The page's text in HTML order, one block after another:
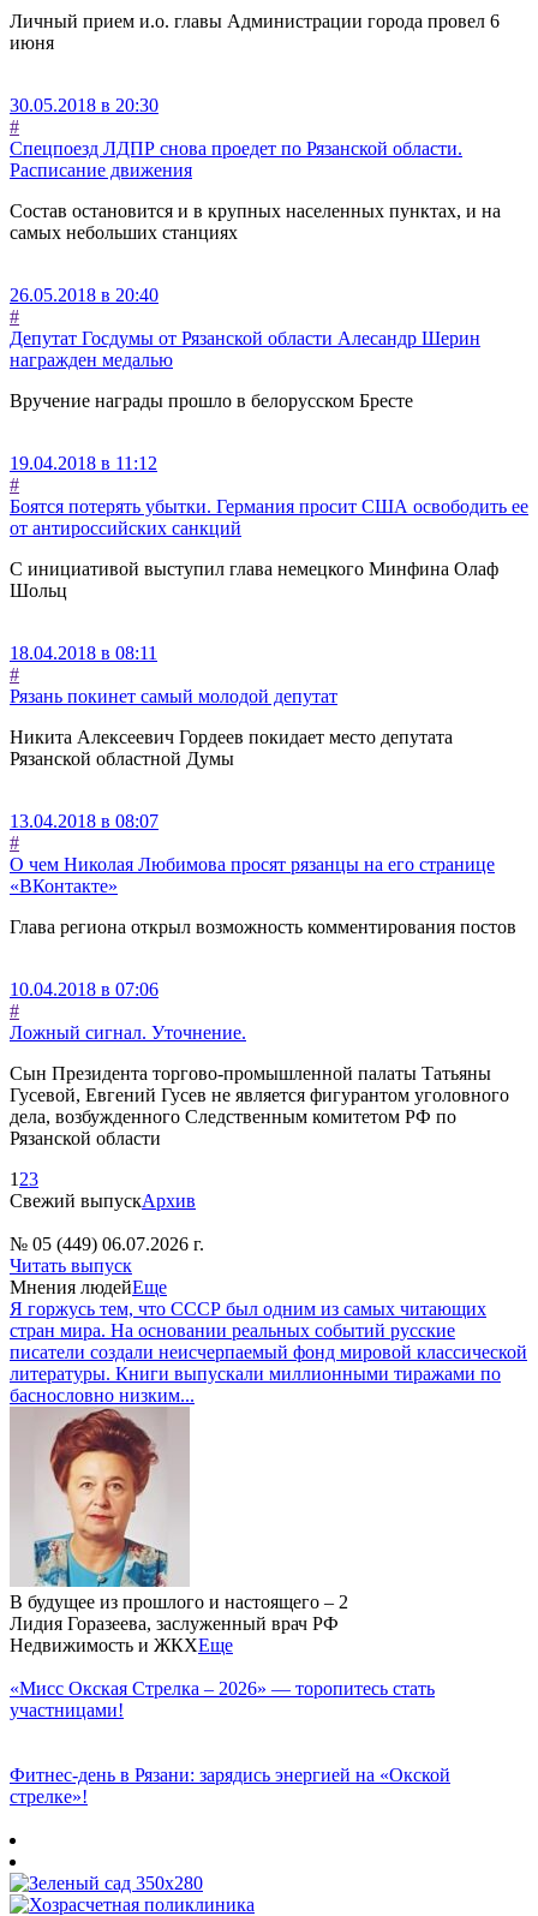
Личный прием и.о. главы Администрации города провел 6
июня
30.05.2018 в 20:30
#
Спецпоезд ЛДПР снова проедет по Рязанской области.
Расписание движения
Состав остановится и в крупных населенных пунктах, и на
самых небольших станциях
26.05.2018 в 20:40
#
Депутат Госдумы от Рязанской области Алесандр Шерин
награжден медалью
Вручение награды прошло в белорусском Бресте
19.04.2018 в 11:12
#
Боятся потерять убытки. Германия просит США освободить ее
от антироссийских санкций
С инициативой выступил глава немецкого Минфина Олаф
Шольц
18.04.2018 в 08:11
#
Рязань покинет самый молодой депутат
Никита Алексеевич Гордеев покидает место депутата
Рязанской областной Думы
13.04.2018 в 08:07
#
О чем Николая Любимова просят рязанцы на его странице
«ВКонтакте»
Глава региона открыл возможность комментирования постов
10.04.2018 в 07:06
#
Ложный сигнал. Уточнение.
Сын Президента торгово-промышленной палаты Татьяны
Гусевой, Евгений Гусев не является фигурантом уголовного
дела, возбужденного Следственным комитетом РФ по
Рязанской области
1 23
Свежий выпускАрхив
№ 05 (449) 06.07.2026 г.
Читать выпуск
Мнения людейЕще
Я горжусь тем, что СССР был одним из самых читающих
стран мира. На основании реальных событий русские
писатели создали неисчерпаемый фонд мировой классической
литературы. Книги выпускали миллионными тиражами по
баснословно низким...
В будущее из прошлого и настоящего – 2
Лидия Горазеева, заслуженный врач РФ
Недвижимость и ЖКХЕще
«Мисс Окская Стрелка – 2026» — торопитесь стать
участницами!
Фитнес‑день в Рязани: зарядись энергией на «Окской
стрелке»!